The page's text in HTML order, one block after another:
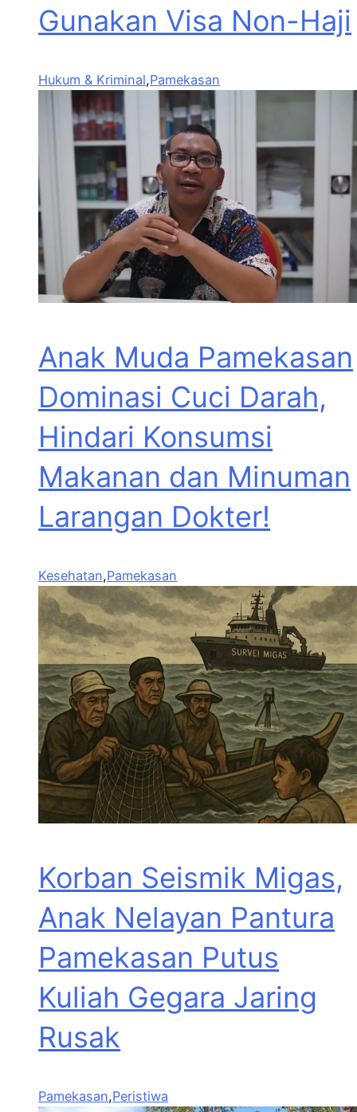
Gunakan Visa Non-Haji
Hukum & Kriminal,Pamekasan
Anak Muda Pamekasan
Dominasi Cuci Darah,
Hindari Konsumsi
Makanan dan Minuman
Larangan Dokter!
Kesehatan,Pamekasan
Korban Seismik Migas,
Anak Nelayan Pantura
Pamekasan Putus
Kuliah Gegara Jaring
Rusak
Pamekasan,Peristiwa